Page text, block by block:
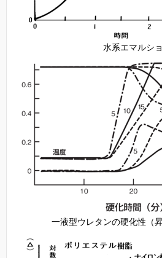
水系エマルシ
一液型ウレタンの硬化性（